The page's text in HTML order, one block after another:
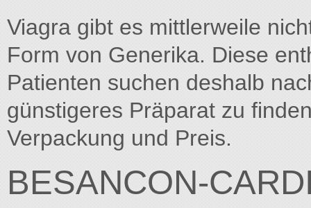
Viagra gibt es mittlerweile
Form von Generika. Diese
Patienten suchen deshalb
günstigeres Präparat zu
Verpackung und Preis.
BESANCON-